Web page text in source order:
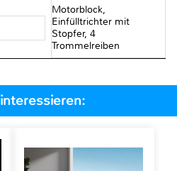
Motorblock,
Einfülltrichter mit
Stopfer, 4
Trommelreiben